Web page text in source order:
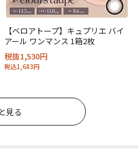
【ベロアトープ】キュプリエ バイ
アール ワンマンス 1箱2枚
税抜1,530円
税込1,683円
見る